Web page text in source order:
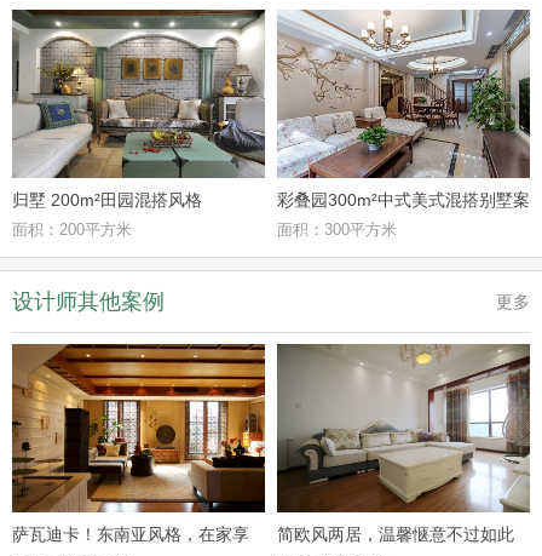
归墅 200m²田园混搭风格
面积：200平方米
彩叠园300m²中式美式混搭别墅案
例鉴赏
面积：300平方米
设计师其他案例 更多
萨瓦迪卡！东南亚风格，在家享
简欧风两居，温馨惬意不过如此